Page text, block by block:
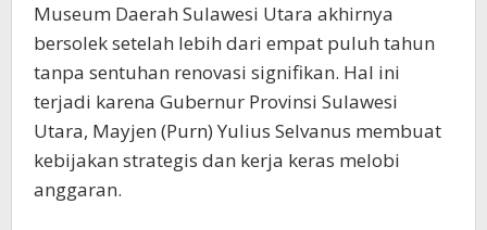
Museum Daerah Sulawesi Utara akhirnya
bersolek setelah lebih dari empat puluh tahun
tanpa sentuhan renovasi signifikan. Hal ini
terjadi karena Gubernur Provinsi Sulawesi
Utara, Mayjen (Purn) Yulius Selvanus membuat
kebijakan strategis dan kerja keras melobi
anggaran.